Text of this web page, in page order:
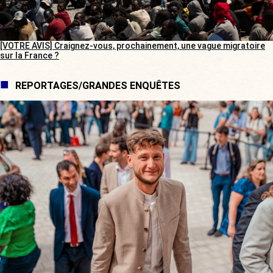
[VOTRE AVIS] Craignez-vous, prochainement, une vague migratoire
sur la France ?
REPORTAGES/GRANDES ENQUÊTES